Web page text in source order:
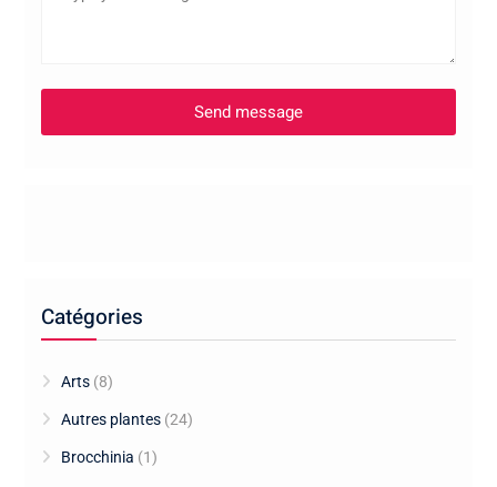
Catégories
Arts (8)
Autres plantes (24)
Brocchinia (1)